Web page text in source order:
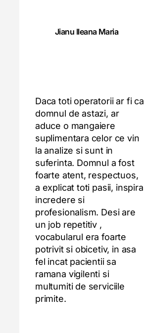
Jianu Ileana Maria
Daca toti operatorii ar fi ca
domnul de astazi, ar
aduce o mangaiere
suplimentara celor ce vin
la analize si sunt in
suferinta. Domnul a fost
foarte atent, respectuos,
a explicat toti pasii, inspira
incredere si
profesionalism. Desi are
un job repetitiv ,
vocabularul era foarte
potrivit si obicetiv, in asa
fel incat pacientii sa
ramana vigilenti si
multumiti de serviciile
primite.